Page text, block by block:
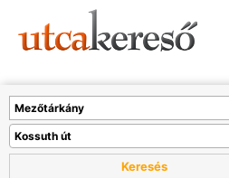
Keresés
A térképet kicsinyíteni kell, hogy
Boltok látszódjanak >>